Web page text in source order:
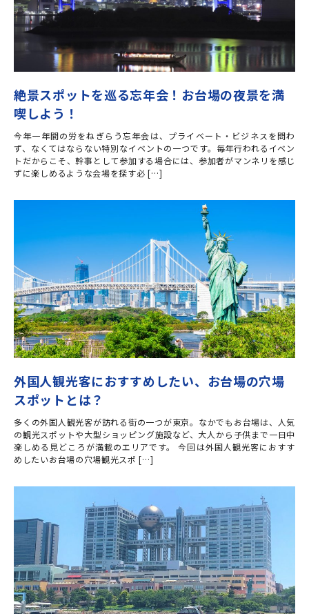
絶景スポットを巡る忘年会！お台場の夜景を満
喫しよう！
今年一年間の労をねぎらう忘年会は、プライベート・ビジネスを問わ
ず、なくてはならない特別なイベントの一つです。毎年行われるイベン
トだからこそ、幹事として参加する場合には、参加者がマンネリを感じ
ずに楽しめるような会場を探す必 […]
外国人観光客におすすめしたい、お台場の穴場
スポットとは？
多くの外国人観光客が訪れる街の一つが東京。なかでもお台場は、人気
の観光スポットや大型ショッピング施設など、大人から子供まで一日中
楽しめる見どころが満載のエリアです。 今回は外国人観光客におすす
めしたいお台場の穴場観光スポ […]